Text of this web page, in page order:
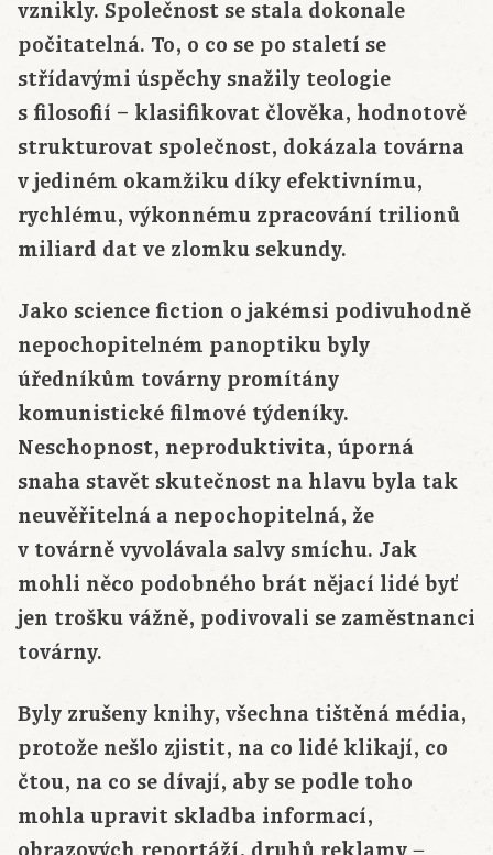
vznikly. Společnost se stala dokonale
počitatelná. To, o co se po staletí se
střídavými úspěchy snažily teologie
s filosofií – klasifikovat člověka, hodnotově
strukturovat společnost, dokázala továrna
v jediném okamžiku díky efektivnímu,
rychlému, výkonnému zpracování trilionů
miliard dat ve zlomku sekundy.
Jako science fiction o jakémsi podivuhodně
nepochopitelném panoptiku byly
úředníkům továrny promítány
komunistické filmové týdeníky.
Neschopnost, neproduktivita, úporná
snaha stavět skutečnost na hlavu byla tak
neuvěřitelná a nepochopitelná, že
v továrně vyvolávala salvy smíchu. Jak
mohli něco podobného brát nějací lidé byť
jen trošku vážně, podivovali se zaměstnanci
továrny.
Byly zrušeny knihy, všechna tištěná média,
protože nešlo zjistit, na co lidé klikají, co
čtou, na co se dívají, aby se podle toho
mohla upravit skladba informací,